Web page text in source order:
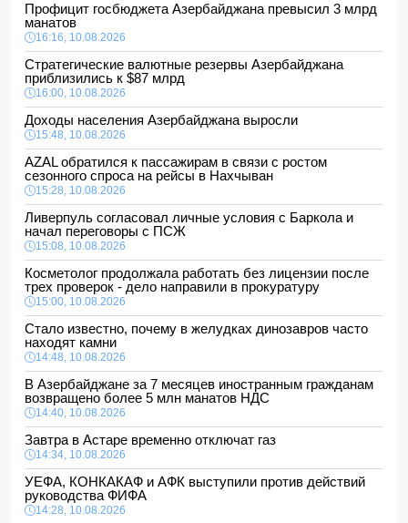
Профицит госбюджета Азербайджана превысил 3 млрд
манатов
16:16, 10.08.2026
Стратегические валютные резервы Азербайджана
приблизились к $87 млрд
16:00, 10.08.2026
Доходы населения Азербайджана выросли
15:48, 10.08.2026
AZAL обратился к пассажирам в связи с ростом
сезонного спроса на рейсы в Нахчыван
15:28, 10.08.2026
Ливерпуль согласовал личные условия с Баркола и
начал переговоры с ПСЖ
15:08, 10.08.2026
Косметолог продолжала работать без лицензии после
трех проверок - дело направили в прокуратуру
15:00, 10.08.2026
Стало известно, почему в желудках динозавров часто
находят камни
14:48, 10.08.2026
В Азербайджане за 7 месяцев иностранным гражданам
возвращено более 5 млн манатов НДС
14:40, 10.08.2026
Завтра в Астаре временно отключат газ
14:34, 10.08.2026
УЕФА, КОНКАКАФ и АФК выступили против действий
руководства ФИФА
14:28, 10.08.2026